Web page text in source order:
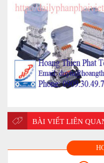
BÀI VIẾT LIÊN